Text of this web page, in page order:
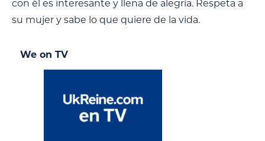
con él es interesante y llena de alegría. Respeta a
su mujer y sabe lo que quiere de la vida.
We on TV